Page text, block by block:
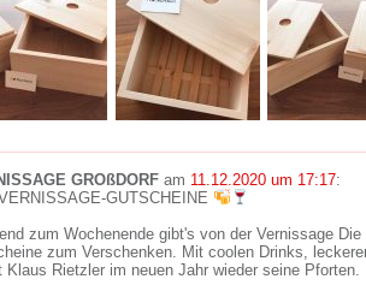
GROßDORF am 11.12.2020 um 17:17:
GUTSCHEINE
zum Wochenende gibt's von der Vernissage
zum Verschenken. Mit coolen Drinks,
Klaus Rietzler im neuen Jahr wieder seine Pforten.